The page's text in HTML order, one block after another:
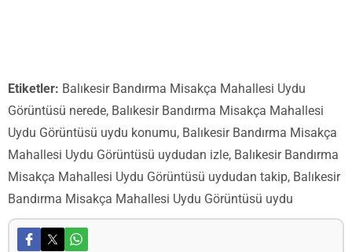
Etiketler: Balıkesir Bandırma Misakça Mahallesi Uydu
Görüntüsü nerede, Balıkesir Bandırma Misakça Mahallesi
Uydu Görüntüsü uydu konumu, Balıkesir Bandırma Misakça
Mahallesi Uydu Görüntüsü uydudan izle, Balıkesir Bandırma
Misakça Mahallesi Uydu Görüntüsü uydudan takip, Balıkesir
Bandırma Misakça Mahallesi Uydu Görüntüsü uydu